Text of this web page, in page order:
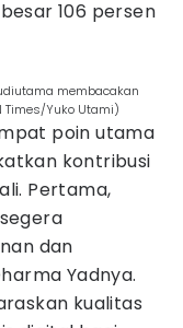
106 persen
membacakan
Times/Yuko Utami)
poin utama
kontribusi
Pertama,
dan
Yadnya.
kualitas